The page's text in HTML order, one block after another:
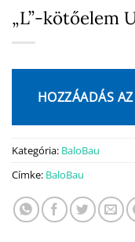
„L”-kötőelem
HOZZÁADÁS
Kategória: BaloBau
Címke: BaloBau